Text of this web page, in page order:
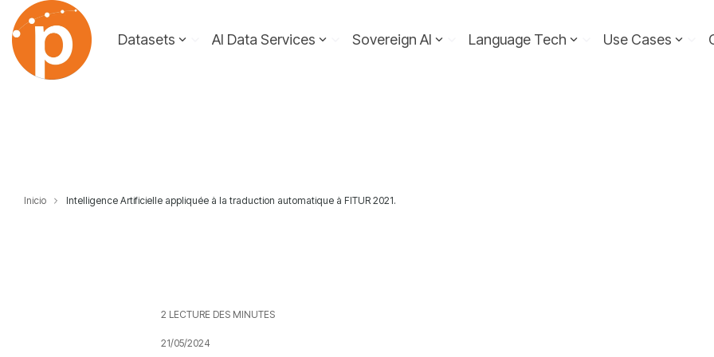
Skip
the
main
content.
Datasets AI Data Services Sovereign AI Language Tech Use Cases
Inicio Intelligence Artificielle appliquée à la traduction automatique à FITUR 2021.
2 LECTURE DES MINUTES
21/05/2024